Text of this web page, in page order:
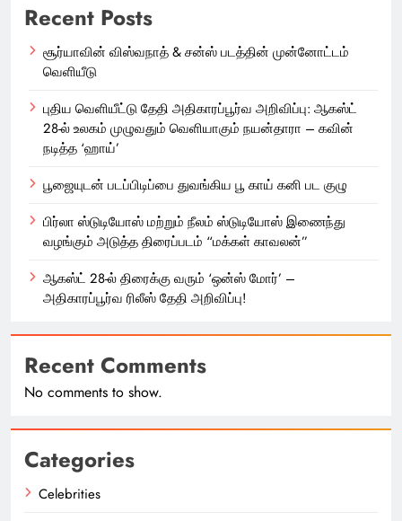
Recent Posts
சூர்யாவின் விஸ்வநாத் & சன்ஸ் படத்தின் முன்னோட்டம்
வெளியீடு
புதிய வெளியீட்டு தேதி அதிகாரப்பூர்வ அறிவிப்பு: ஆகஸ்ட்
28-ல் உலகம் முழுவதும் வெளியாகும் நயன்தாரா – கவின்
நடித்த ‘ஹாய்’
பூஜையுடன் படப்பிடிப்பை துவங்கிய பூ காய் கனி பட குழு
பிர்லா ஸ்டுடியோஸ் மற்றும் நீலம் ஸ்டுடியோஸ் இணைந்து
வழங்கும் அடுத்த திரைப்படம் “மக்கள் காவலன்”
ஆகஸ்ட் 28-ல் திரைக்கு வரும் ‘ஒன்ஸ் மோர்’ –
அதிகாரப்பூர்வ ரிலீஸ் தேதி அறிவிப்பு!
Recent Comments
No comments to show.
Categories
Celebrities